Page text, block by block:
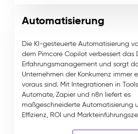
Automatisierung
Die KI-gesteuerte Automatisierung
dem Pimcore Copilot verbessert das
Erfahrungsmanagement und sorgt
Unternehmen der Konkurrenz immer
voraus sind. Mit Integrationen in
Automate, Zapier und n8n liefert es
maßgeschneiderte Automatisierung
Effizienz, ROI und